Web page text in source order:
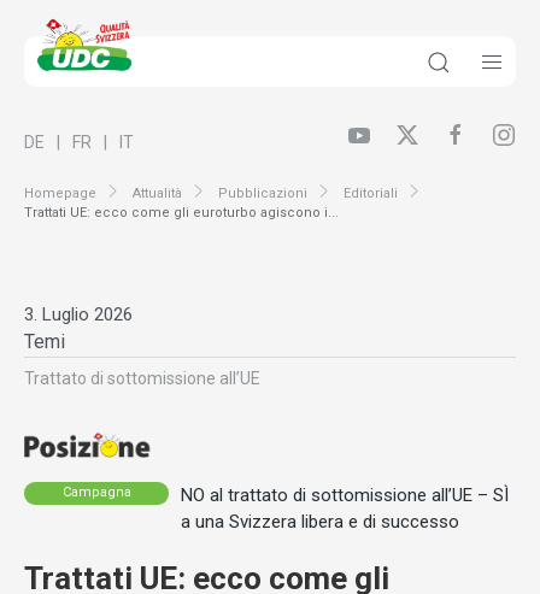
Homepage Attualità Pubblicazioni
Editoriali
Trattati UE: ecco come gli euroturbo agiscono i...
DE FR IT
3. Luglio 2026
Temi
Trattato di sottomissione all’UE
Campagna
NO al trattato di sottomissione all’UE – SÌ
a una Svizzera libera e di successo
Trattati UE: ecco come gli